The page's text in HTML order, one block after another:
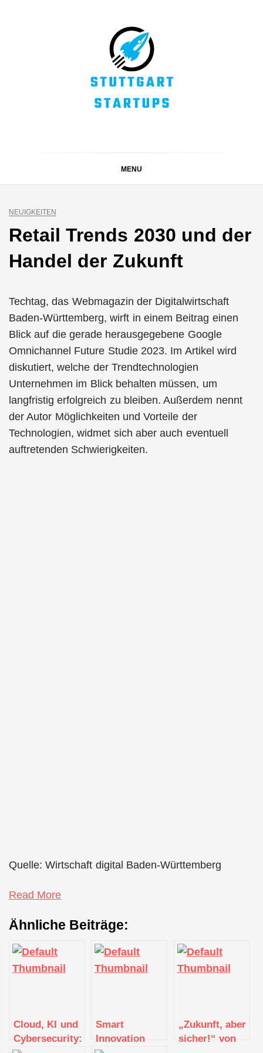
MENU
NEUIGKEITEN
Retail Trends 2030 und der
Handel der Zukunft
Techtag, das Webmagazin der Digitalwirtschaft
Baden-Württemberg, wirft in einem Beitrag einen
Blick auf die gerade herausgegebene Google
Omnichannel Future Studie 2023. Im Artikel wird
diskutiert, welche der Trendtechnologien
Unternehmen im Blick behalten müssen, um
langfristig erfolgreich zu bleiben. Außerdem nennt
der Autor Möglichkeiten und Vorteile der
Technologien, widmet sich aber auch eventuell
auftretenden Schwierigkeiten.
Quelle: Wirtschaft digital Baden-Württemberg
Read More
Ähnliche Beiträge:
Cloud, KI und
Cybersecurity:
Smart
Innovation
„Zukunft, aber
sicher!“ von